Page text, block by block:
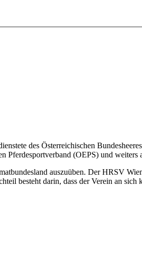
des Österreichischen
Pferdesportverband (OEPS) und weiters
auszuüben. Der HRSV
besteht darin, dass der Verein an